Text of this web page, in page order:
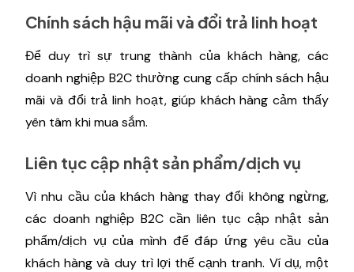
Chính sách hậu mãi và đổi trả linh hoạt
Để duy trì sự trung thành của khách hàng, các
doanh nghiệp B2C thường cung cấp chính sách hậu
mãi và đổi trả linh hoạt, giúp khách hàng cảm thấy
yên tâm khi mua sắm.
Liên tục cập nhật sản phẩm/dịch vụ
Vì nhu cầu của khách hàng thay đổi không ngừng,
các doanh nghiệp B2C cần liên tục cập nhật sản
phẩm/dịch vụ của mình để đáp ứng yêu cầu của
khách hàng và duy trì lợi thế cạnh tranh. Ví dụ, một